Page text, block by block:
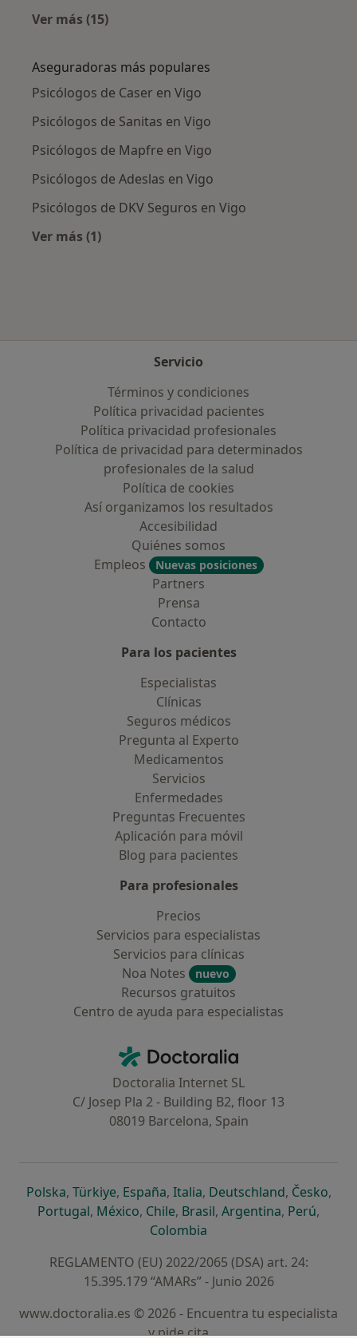
Ver más (15)
Aseguradoras más populares
Psicólogos de Caser en Vigo
Psicólogos de Sanitas en Vigo
Psicólogos de Mapfre en Vigo
Psicólogos de Adeslas en Vigo
Psicólogos de DKV Seguros en Vigo
Ver más (1)
Servicio
Términos y condiciones
Política privacidad pacientes
Política privacidad profesionales
Política de privacidad para determinados
profesionales de la salud
Política de cookies
Así organizamos los resultados
Accesibilidad
Quiénes somos
Empleos
Nuevas posiciones
Partners
Prensa
Contacto
Para los pacientes
Especialistas
Clínicas
Seguros médicos
Pregunta al Experto
Medicamentos
Servicios
Enfermedades
Preguntas Frecuentes
Aplicación para móvil
Blog para pacientes
Para profesionales
Precios
Servicios para especialistas
Servicios para clínicas
Noa Notes
nuevo
Recursos gratuitos
Centro de ayuda para especialistas
Doctoralia - Página de inicio
Doctoralia Internet SL
C/ Josep Pla 2 - Building B2, floor 13
08019 Barcelona, Spain
Polskase abre en una nueva pestaña
, Türkiyese abre en una nueva pestaña
, Españase abre en una nueva pestaña
, Italiase abre en una nueva
, Deutschlandse abre en
, Českose
,
Portugalse abre en una nueva pestaña
, Méxicose abre en una nueva pestaña
, Chilese abre en una nueva pestaña
, Brasilse abre en una nueva
, Argentinase abre en
, Perúse
,
Colombia
REGLAMENTO (EU) 2022/2065 (DSA) art. 24:
15.395.179 “AMARs” - Junio 2026
www.doctoralia.es © 2026 - Encuentra tu especialista
y pide cita